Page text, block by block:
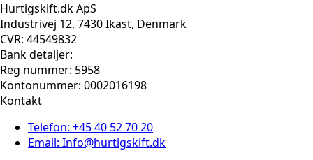
Hurtigskift.dk ApS
Industrivej 12, 7430 Ikast, Denmark
CVR: 44549832
Bank detaljer:
Reg nummer: 5958
Kontonummer: 0002016198
Kontakt
Telefon: +45 40 52 70 20
Email: Info@hurtigskift.dk